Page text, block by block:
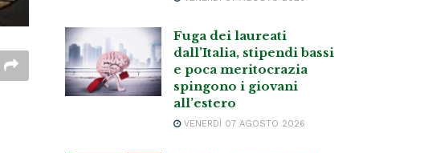
Fuga dei laureati
dall’Italia, stipendi bassi
e poca meritocrazia
spingono i giovani
all’estero
VENERDÌ 07 AGOSTO 2026